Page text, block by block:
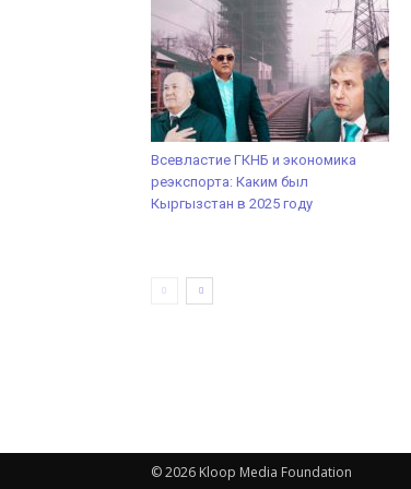
Всевластие ГКНБ и экономика
реэкспорта: Каким был
Кыргызстан в 2025 году
© 2026 Kloop Media Foundation